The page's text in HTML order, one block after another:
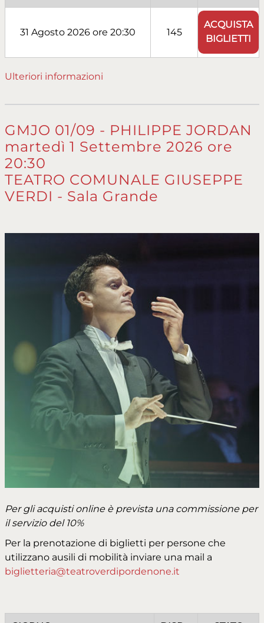
31 Agosto 2026 ore 20:30 145
ACQUISTA
BIGLIETTI
Ulteriori informazioni
GMJO 01/09 - PHILIPPE JORDAN
martedì 1 Settembre 2026 ore
20:30
TEATRO COMUNALE GIUSEPPE
VERDI - Sala Grande
Per gli acquisti online è prevista una commissione per
il servizio del 10%
Per la prenotazione di biglietti per persone che
utilizzano ausili di mobilità inviare una mail a
biglietteria@teatroverdipordenone.it